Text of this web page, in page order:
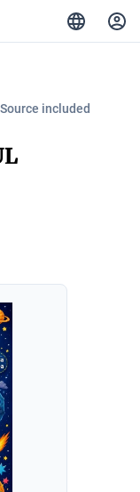
Source included